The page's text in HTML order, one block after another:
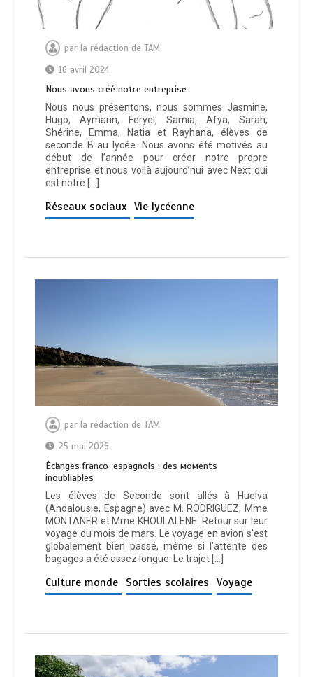
par la rédaction de TAM
16 avril 2024
Nous avons créé notre entreprise
Nous nous présentons, nous sommes Jasmine,
Hugo, Aymann, Feryel, Samia, Afya, Sarah,
Shérine, Emma, Natia et Rayhana, élèves de
seconde B au lycée. Nous avons été motivés au
début de l’année pour créer notre propre
entreprise et nous voilà aujourd’hui avec Next qui
est notre […]
Réseaux sociaux Vie lycéenne
par la rédaction de TAM
25 mai 2026
Éсһаngеѕ frаnсо-еѕраgnоlѕ : dеѕ момеntѕ
іnоublіаblеѕ
Les élèves de Seconde sont allés à Huelva
(Andalousie, Espagne) avec M. RODRIGUEZ, Mme
MONTANER et Mme KHOULALENE. Retour sur leur
voyage du mois de mars. Le voyage en avion s’est
globalement bien passé, même si l’attente des
bagages a été assez longue. Le trajet […]
Culture monde Sorties scolaires Voyage